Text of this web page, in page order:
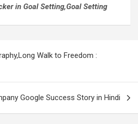
in Goal Setting,Goal Setting
Walk to Freedom :
Google Success Story in Hindi